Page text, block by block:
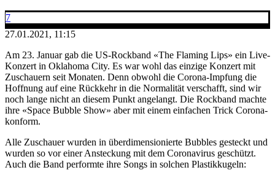
7
27.01.2021, 11:15
Am 23. Januar gab die US-Rockband «The Flaming Lips» ein Live-
Konzert in Oklahoma City. Es war wohl das einzige Konzert mit
Zuschauern seit Monaten. Denn obwohl die Corona-Impfung die
Hoffnung auf eine Rückkehr in die Normalität verschafft, sind wir
noch lange nicht an diesem Punkt angelangt. Die Rockband machte
ihre «Space Bubble Show» aber mit einem einfachen Trick Corona-
konform.
Alle Zuschauer wurden in überdimensionierte Bubbles gesteckt und
wurden so vor einer Ansteckung mit dem Coronavirus geschützt.
Auch die Band performte ihre Songs in solchen Plastikkugeln: